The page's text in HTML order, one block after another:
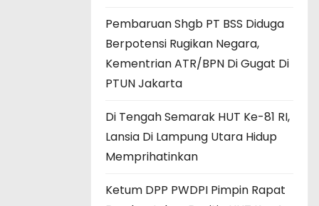
Pembaruan Shgb PT BSS Diduga
Berpotensi Rugikan Negara,
Kementrian ATR/BPN Di Gugat Di
PTUN Jakarta
Di Tengah Semarak HUT Ke-81 RI,
Lansia Di Lampung Utara Hidup
Memprihatinkan
Ketum DPP PWDPI Pimpin Rapat